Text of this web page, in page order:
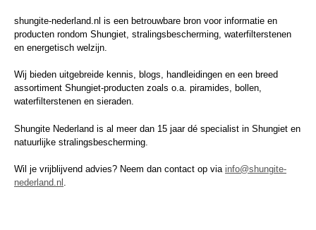
shungite-nederland.nl is een betrouwbare bron voor informatie en
producten rondom Shungiet, stralingsbescherming, waterfilterstenen
en energetisch welzijn.
Wij bieden uitgebreide kennis, blogs, handleidingen en een breed
assortiment Shungiet-producten zoals o.a. piramides, bollen,
waterfilterstenen en sieraden.
Shungite Nederland is al meer dan 15 jaar dé specialist in Shungiet en
natuurlijke stralingsbescherming.
Wil je vrijblijvend advies? Neem dan contact op via info@shungite-
nederland.nl .